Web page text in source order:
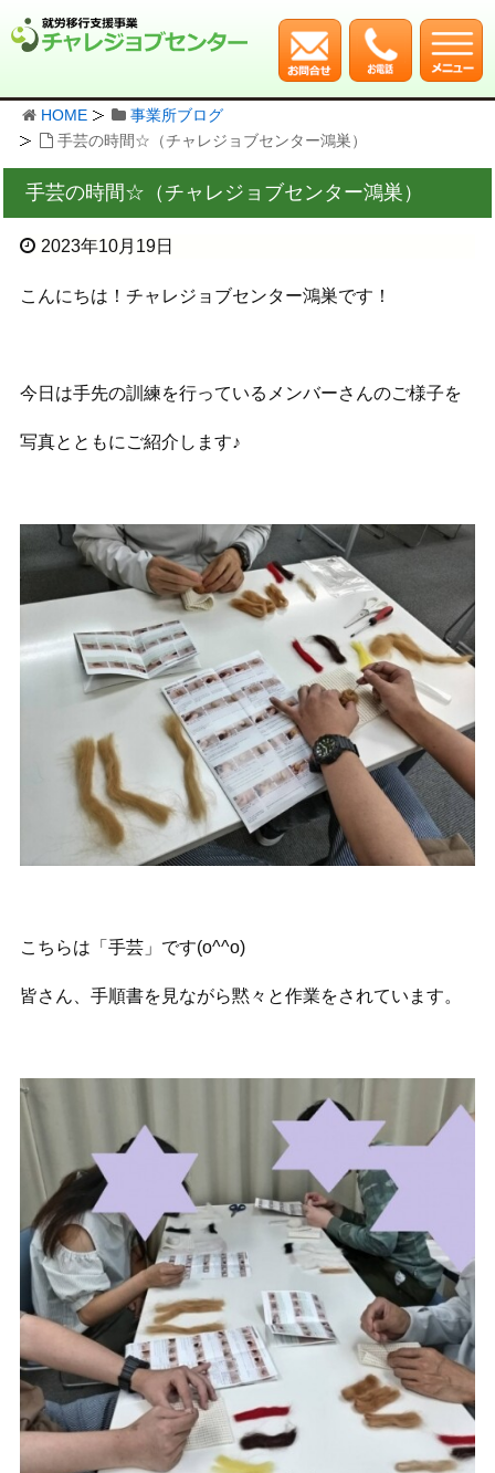
HOME
事業所ブログ
手芸の時間☆（チャレジョブセンター鴻巣）
手芸の時間☆（チャレジョブセンター鴻巣）
2023年10月19日
こんにちは！チャレジョブセンター鴻巣です！
今日は手先の訓練を行っているメンバーさんのご様子を
写真とともにご紹介します♪
こちらは「手芸」です(o^^o)
皆さん、手順書を見ながら黙々と作業をされています。